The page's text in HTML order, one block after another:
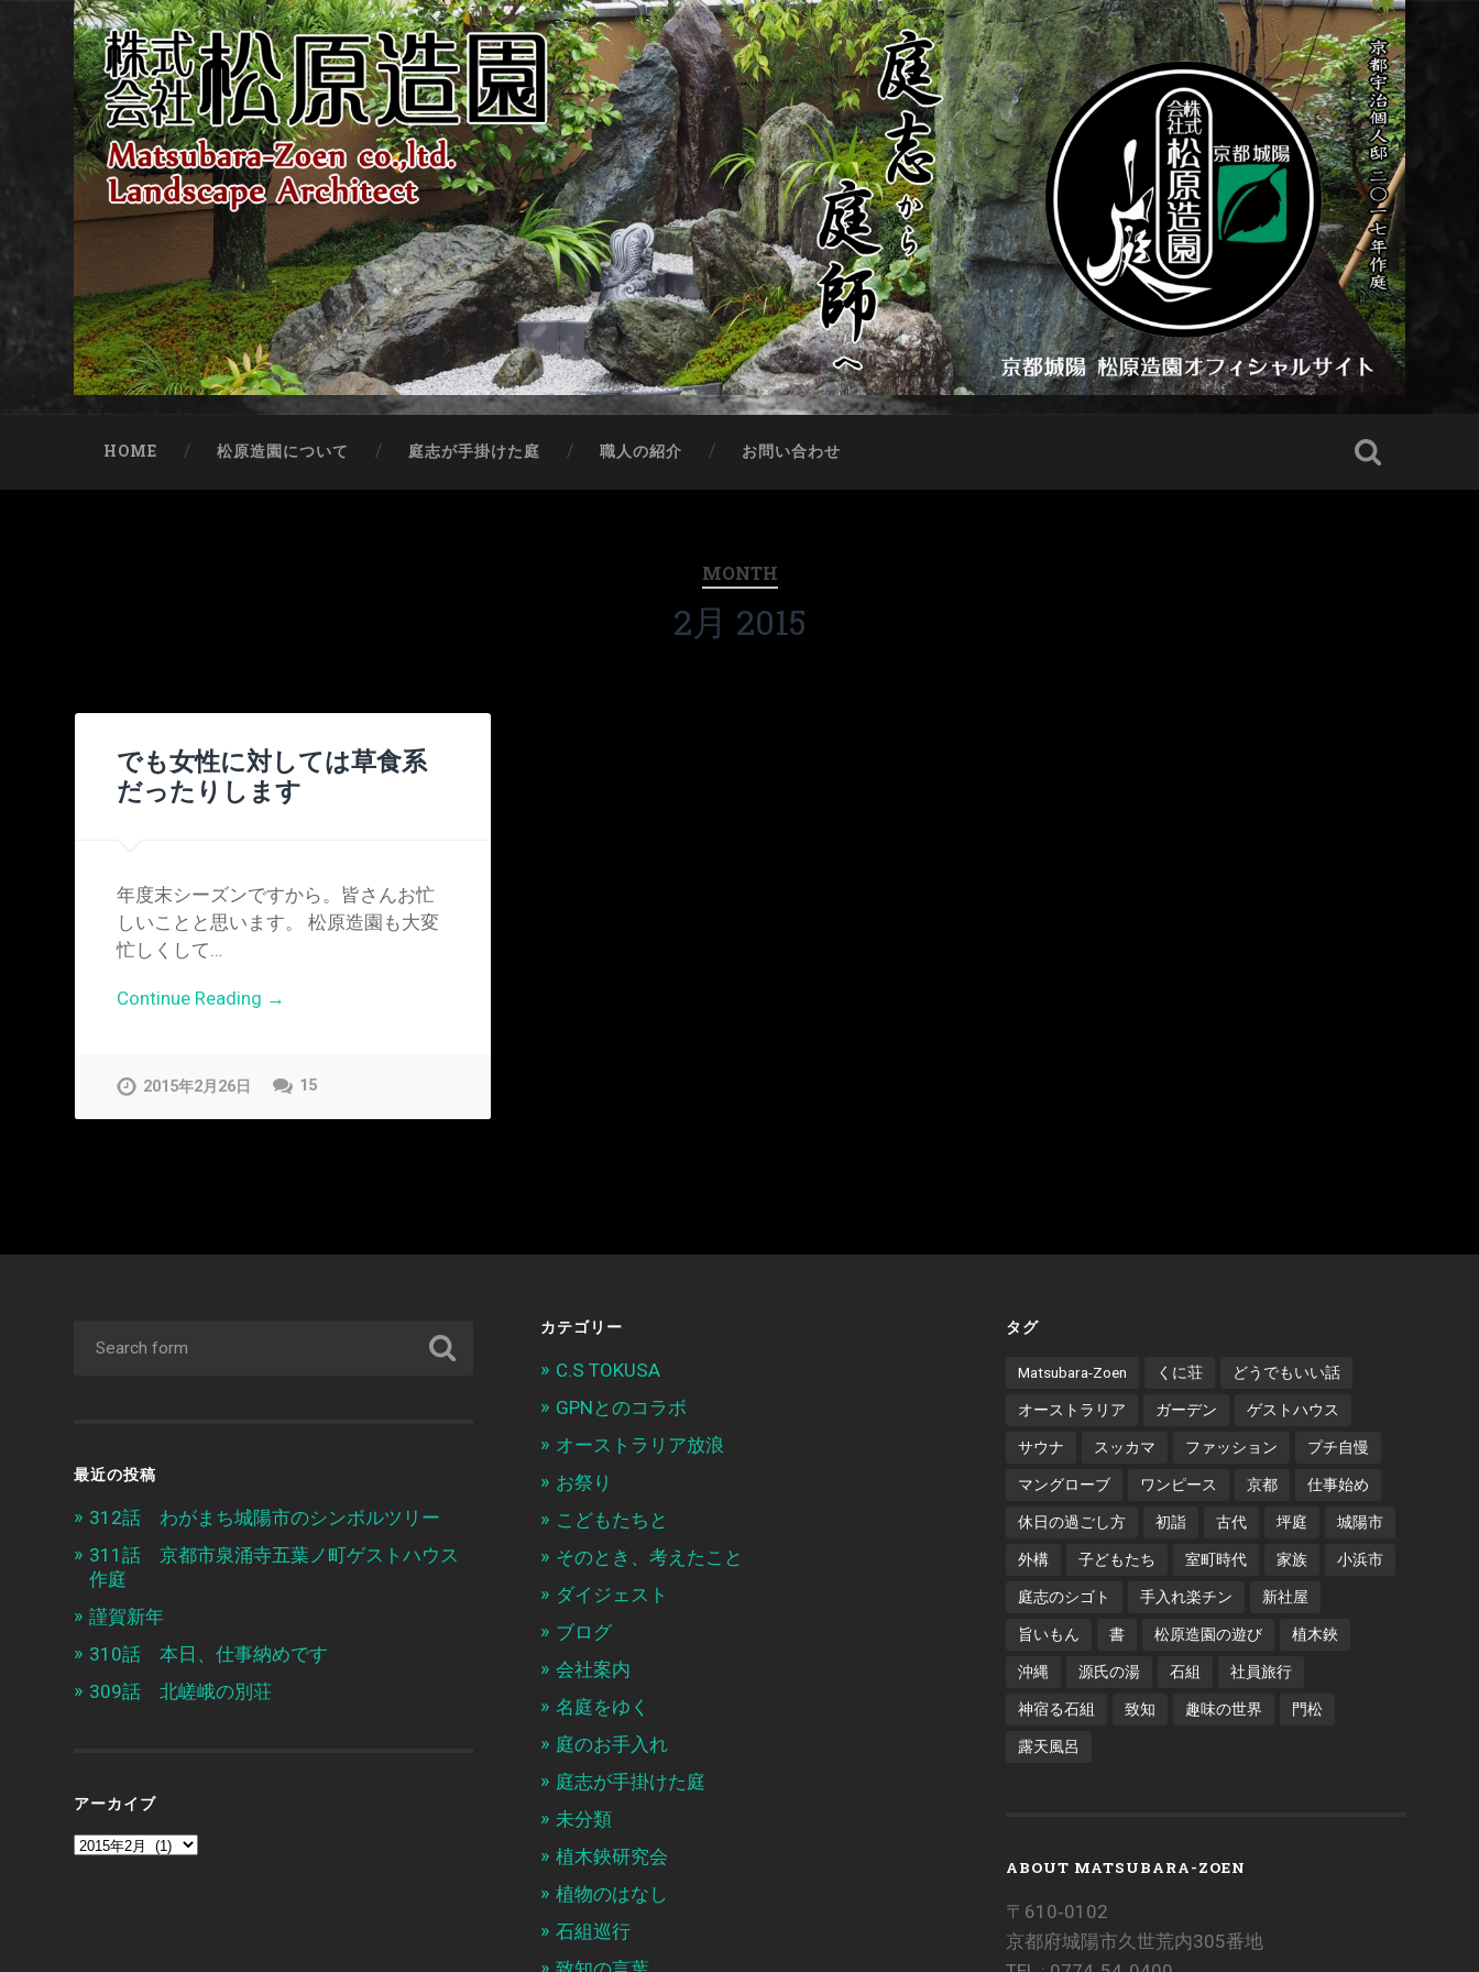
HOME 松原造園について 庭志が手掛けた庭 職人の紹介 お問い合わせ
MONTH
2月 2015
でも女性に対しては草食系
だったりします
年度末シーズンですから。皆さんお忙
しいことと思います。 松原造園も大変
忙しくして…
Continue Reading →
2015年2月26日 15
最近の投稿
312話 わがまち城陽市のシンボルツリー
311話 京都市泉涌寺五葉ノ町ゲストハウス
作庭
謹賀新年
310話 本日、仕事納めです
309話 北嵯峨の別荘
アーカイブ
カテゴリー
C.S TOKUSA
GPNとのコラボ
オーストラリア放浪
お祭り
こどもたちと
そのとき、考えたこと
ダイジェスト
ブログ
会社案内
名庭をゆく
庭のお手入れ
庭志が手掛けた庭
未分類
植木鋏研究会
植物のはなし
石組巡行
タグ
Matsubara-Zoen くに荘 どうでもいい話
オーストラリア ガーデン ゲストハウス
サウナ スッカマ ファッション プチ自慢
マングローブ ワンピース 京都 仕事始め
休日の過ごし方 初詣 古代 坪庭 城陽市
外構 子どもたち 室町時代 家族 小浜市
庭志のシゴト 手入れ楽チン 新社屋
旨いもん 書 松原造園の遊び 植木鋏
沖縄 源氏の湯 石組 社員旅行
神宿る石組 致知 趣味の世界 門松
露天風呂
ABOUT MATSUBARA-ZOEN
〒610‐0102
京都府城陽市久世荒内305番地